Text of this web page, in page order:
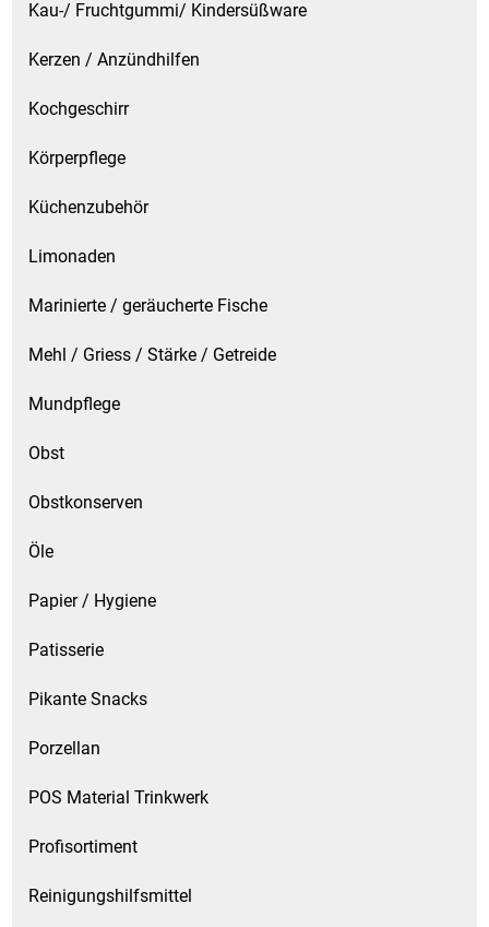
Kau-/ Fruchtgummi/ Kindersüßware
Kerzen / Anzündhilfen
Kochgeschirr
Körperpflege
Küchenzubehör
Limonaden
Marinierte / geräucherte Fische
Mehl / Griess / Stärke / Getreide
Mundpflege
Obst
Obstkonserven
Öle
Papier / Hygiene
Patisserie
Pikante Snacks
Porzellan
POS Material Trinkwerk
Profisortiment
Reinigungshilfsmittel